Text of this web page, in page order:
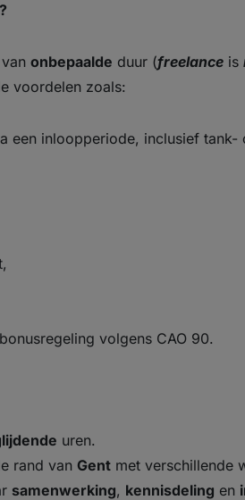
van onbepaalde duur (freelance is
voordelen zoals:
een inloopperiode, inclusief tank-
volgens CAO 90.
uren.
rand van Gent met verschillende
samenwerking, kennisdeling en